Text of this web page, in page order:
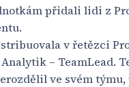
přidali lidi z
v řetězci
– TeamLead.
ve svém týmu,